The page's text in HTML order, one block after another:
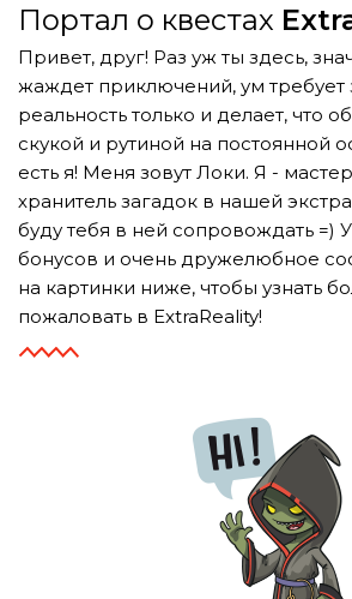
Портал о квестах
Привет, друг! Раз уж ты здесь,
жаждет приключений, ум требует
реальность только и делает, что
скукой и рутиной на постоянной
есть я! Меня зовут Локи. Я -
хранитель загадок в нашей
буду тебя в ней сопровождать =)
бонусов и очень дружелюбное
на картинки ниже, чтобы узнать
пожаловать в ExtraReality!